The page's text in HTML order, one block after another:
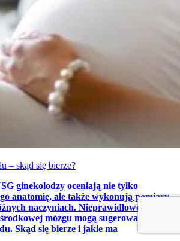
– skąd się bierze?
ginekolodzy oceniają nie tylko
anatomię, ale także wykonują pomiary
naczyniach. Nieprawidłowe
mózgu mogą sugerować
Skąd się bierze i jakie ma